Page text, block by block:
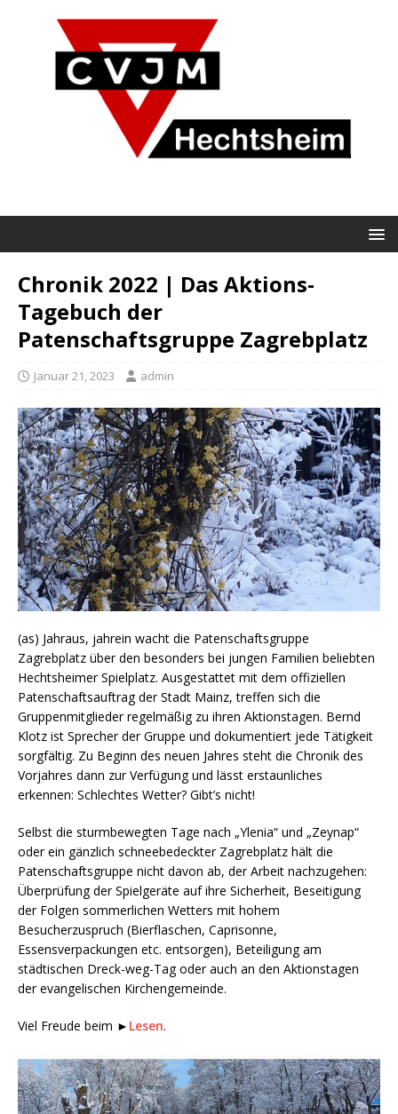
Chronik 2022 | Das Aktions-
Tagebuch der
Patenschaftsgruppe Zagrebplatz
Januar 21, 2023 admin
(as) Jahraus, jahrein wacht die Patenschaftsgruppe
Zagrebplatz über den besonders bei jungen Familien beliebten
Hechtsheimer Spielplatz. Ausgestattet mit dem offiziellen
Patenschaftsauftrag der Stadt Mainz, treffen sich die
Gruppenmitglieder regelmäßig zu ihren Aktionstagen. Bernd
Klotz ist Sprecher der Gruppe und dokumentiert jede Tätigkeit
sorgfältig. Zu Beginn des neuen Jahres steht die Chronik des
Vorjahres dann zur Verfügung und lässt erstaunliches
erkennen: Schlechtes Wetter? Gibt’s nicht!
Selbst die sturmbewegten Tage nach „Ylenia“ und „Zeynap“
oder ein gänzlich schneebedeckter Zagrebplatz hält die
Patenschaftsgruppe nicht davon ab, der Arbeit nachzugehen:
Überprüfung der Spielgeräte auf ihre Sicherheit, Beseitigung
der Folgen sommerlichen Wetters mit hohem
Besucherzuspruch (Bierflaschen, Caprisonne,
Essensverpackungen etc. entsorgen), Beteiligung am
städtischen Dreck-weg-Tag oder auch an den Aktionstagen
der evangelischen Kirchengemeinde.
Viel Freude beim ► Lesen.